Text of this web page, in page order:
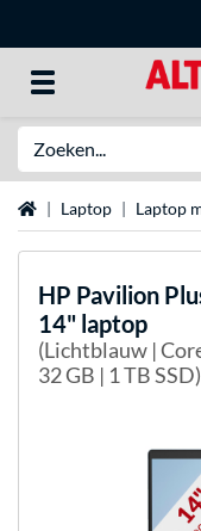
Home Laptop Laptop
HP Pavilion
14" laptop
(Lichtblauw |
32 GB | 1 TB SSD)